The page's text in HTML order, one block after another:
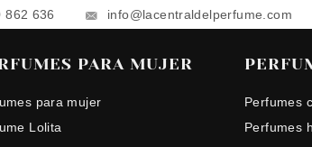
862 636 info@lacentraldelperfume.com
PARA MUJER
para mujer
Lolita
Perfumes
Perfumes